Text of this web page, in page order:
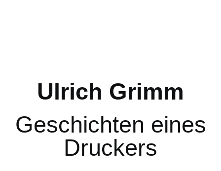
Ulrich Grimm
Geschichten eines
Druckers